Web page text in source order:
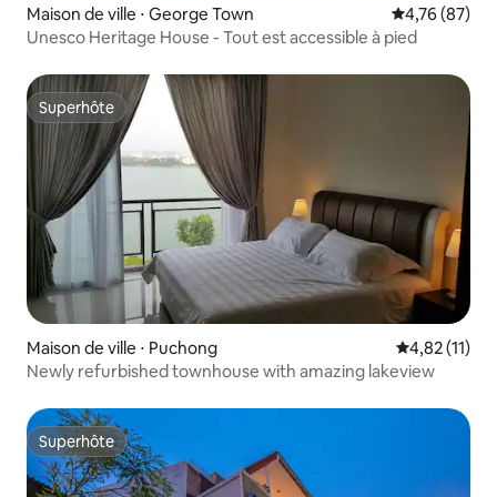
Maison de ville ⋅ George Town Évaluation
4,76 (87)
Unesco Heritage House - Tout est accessible à pied
Superhôte
Superhôte
Maison de ville ⋅ Puchong Évaluation
4,82 (11)
Newly refurbished townhouse with amazing lakeview
Superhôte
Superhôte